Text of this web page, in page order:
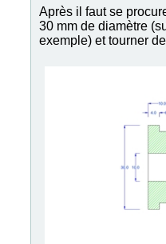
Après il faut se
30 mm de diamètre
exemple) et tourner